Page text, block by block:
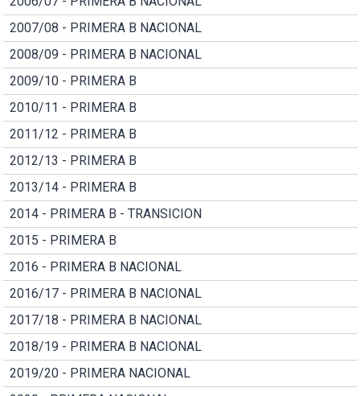
2007/08 - PRIMERA B NACIONAL
2008/09 - PRIMERA B NACIONAL
2009/10 - PRIMERA B
2010/11 - PRIMERA B
2011/12 - PRIMERA B
2012/13 - PRIMERA B
2013/14 - PRIMERA B
2014 - PRIMERA B - TRANSICION
2015 - PRIMERA B
2016 - PRIMERA B NACIONAL
2016/17 - PRIMERA B NACIONAL
2017/18 - PRIMERA B NACIONAL
2018/19 - PRIMERA B NACIONAL
2019/20 - PRIMERA NACIONAL